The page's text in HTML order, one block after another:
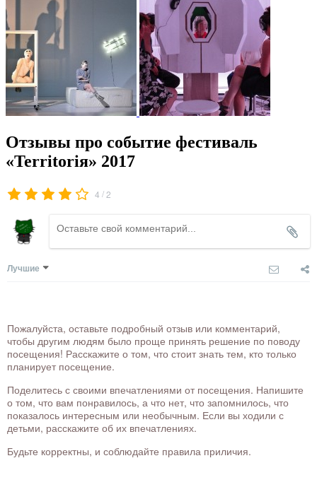
Отзывы про событие фестиваль
«Territoriя» 2017
4 /2
Лучшие
Пожалуйста, оставьте подробный отзыв или комментарий,
чтобы другим людям было проще принять решение по поводу
посещения! Расскажите о том, что стоит знать тем, кто только
планирует посещение.
Поделитесь с своими впечатлениями от посещения. Напишите
о том, что вам понравилось, а что нет, что запомнилось, что
показалось интересным или необычным. Если вы ходили с
детьми, расскажите об их впечатлениях.
Будьте корректны, и соблюдайте правила приличия.